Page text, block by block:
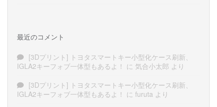
最近のコメント
[3Dプリント] トヨタスマートキー小型化ケース刷新、
IGLA2キーフォブ一体型もあるよ！ に 気合小太郎 より
[3Dプリント] トヨタスマートキー小型化ケース刷新、
IGLA2キーフォブ一体型もあるよ！ に furuta より